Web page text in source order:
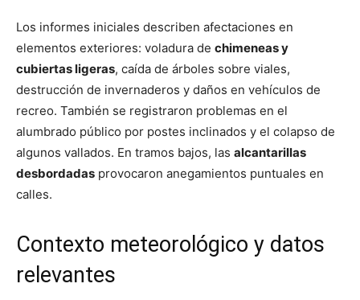
Los informes iniciales describen afectaciones en
elementos exteriores: voladura de chimeneas y
cubiertas ligeras, caída de árboles sobre viales,
destrucción de invernaderos y daños en vehículos de
recreo. También se registraron problemas en el
alumbrado público por postes inclinados y el colapso de
algunos vallados. En tramos bajos, las alcantarillas
desbordadas provocaron anegamientos puntuales en
calles.
Contexto meteorológico y datos
relevantes